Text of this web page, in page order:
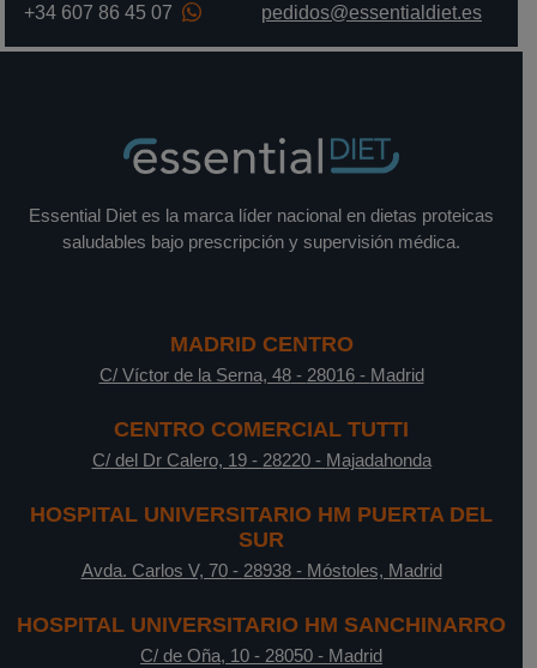
+34 607 86 45 07
pedidos@essentialdiet.es
Essential Diet es la marca líder nacional en dietas proteicas
saludables bajo prescripción y supervisión médica.
MADRID CENTRO
C/ Víctor de la Serna, 48- 28016- Madrid
CENTRO COMERCIAL TUTTI
C/ del Dr Calero, 19- 28220- Majadahonda
HOSPITAL UNIVERSITARIO HM PUERTA DEL
SUR
Avda. Carlos V, 70- 28938- Móstoles, Madrid
HOSPITAL UNIVERSITARIO HM SANCHINARRO
C/ de Oña, 10 - 28050 - Madrid